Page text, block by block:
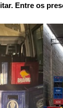
Entre os